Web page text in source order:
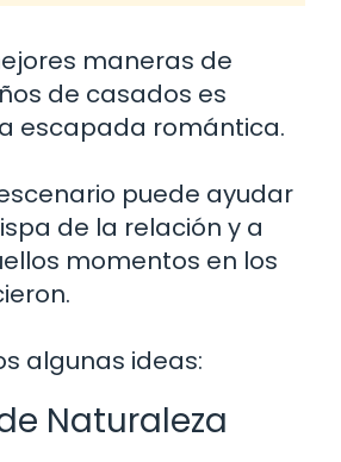
maneras de
de casados es
escapada romántica.
puede ayudar
de la relación y a
momentos en los
algunas ideas:
Naturaleza